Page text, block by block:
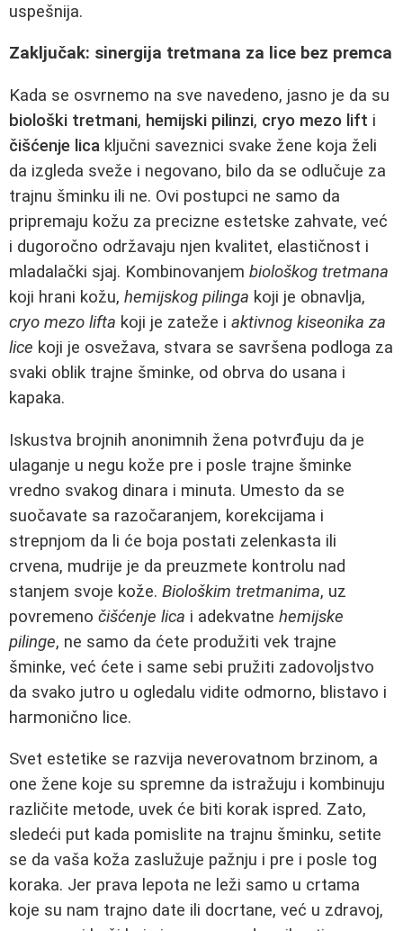
uspešnija.
Zaključak: sinergija tretmana za lice bez premca
Kada se osvrnemo na sve navedeno, jasno je da su
biološki tretmani, hemijski pilinzi, cryo mezo lift i
čišćenje lica ključni saveznici svake žene koja želi
da izgleda sveže i negovano, bilo da se odlučuje za
trajnu šminku ili ne. Ovi postupci ne samo da
pripremaju kožu za precizne estetske zahvate, već
i dugoročno održavaju njen kvalitet, elastičnost i
mladalački sjaj. Kombinovanjem biološkog tretmana
koji hrani kožu, hemijskog pilinga koji je obnavlja,
cryo mezo lifta koji je zateže i aktivnog kiseonika za
lice koji je osvežava, stvara se savršena podloga za
svaki oblik trajne šminke, od obrva do usana i
kapaka.
Iskustva brojnih anonimnih žena potvrđuju da je
ulaganje u negu kože pre i posle trajne šminke
vredno svakog dinara i minuta. Umesto da se
suočavate sa razočaranjem, korekcijama i
strepnjom da li će boja postati zelenkasta ili
crvena, mudrije je da preuzmete kontrolu nad
stanjem svoje kože. Biološkim tretmanima, uz
povremeno čišćenje lica i adekvatne hemijske
pilinge, ne samo da ćete produžiti vek trajne
šminke, već ćete i same sebi pružiti zadovoljstvo
da svako jutro u ogledalu vidite odmorno, blistavo i
harmonično lice.
Svet estetike se razvija neverovatnom brzinom, a
one žene koje su spremne da istražuju i kombinuju
različite metode, uvek će biti korak ispred. Zato,
sledeći put kada pomislite na trajnu šminku, setite
se da vaša koža zaslužuje pažnju i pre i posle tog
koraka. Jer prava lepota ne leži samo u crtama
koje su nam trajno date ili docrtane, već u zdravoj,